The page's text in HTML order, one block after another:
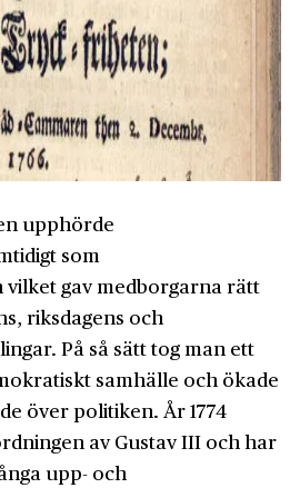
upphörde
som
gav medborgarna rätt
riksdagens och
På så sätt tog man ett
samhälle och ökade
över politiken. År 1774
av Gustav III och har
upp- och